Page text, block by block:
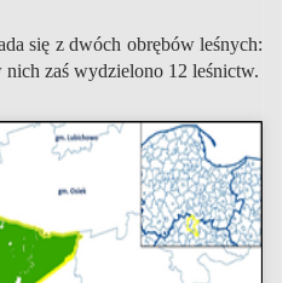
się z dwóch obrębów leśnych:
nich zaś wydzielono 12 leśnictw.